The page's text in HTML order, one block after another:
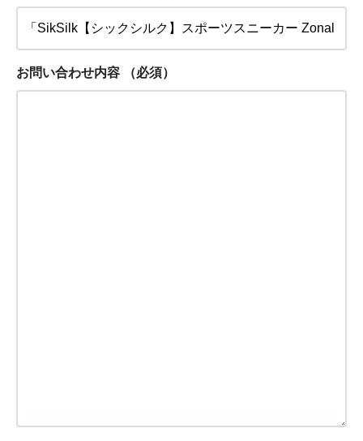
お問い合わせ内容 （必須）